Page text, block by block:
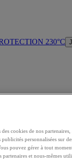
230°C
cookies de nos
personnalisées sur
pouvez gérer à tout
et nous-mêmes